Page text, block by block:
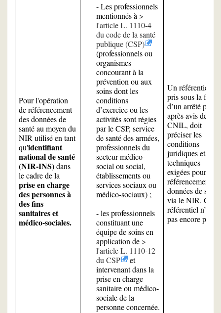
Pour l'opération
de référencement
des données de
santé au moyen du
NIR utilisé en tant
qu'identifiant
national de santé
(NIR-INS)dans
le cadre de la
prise en charge
des personnes à
des fins
sanitaires et
médico-sociales.
- Les professionnels
mentionnés à
l'article L. 1110-4
du code de la santé
publique (CSP)
(professionnels ou
organismes
concourant à la
prévention ou aux
soins dont les
conditions
d’exercice ou les
activités sont régies
par le CSP, service
de santé des armées,
professionnels du
secteur médico-
social ou social,
établissements ou
services sociaux ou
médico-sociaux) ;
- les professionnels
constituant une
équipe de soins en
application de
l'article L. 1110-12
du CSP
et
intervenant dans la
prise en charge
sanitaire ou médico-
sociale de la
personne concernée.
Un référentiel,
pris sous la forme
d’un arrêté pris
après avis de la
CNIL, doit
préciser les
conditions
juridiques et
techniques
exigées pour le
référencement
données de santé
via le NIR. Ce
référentiel n’est
pas encore paru.